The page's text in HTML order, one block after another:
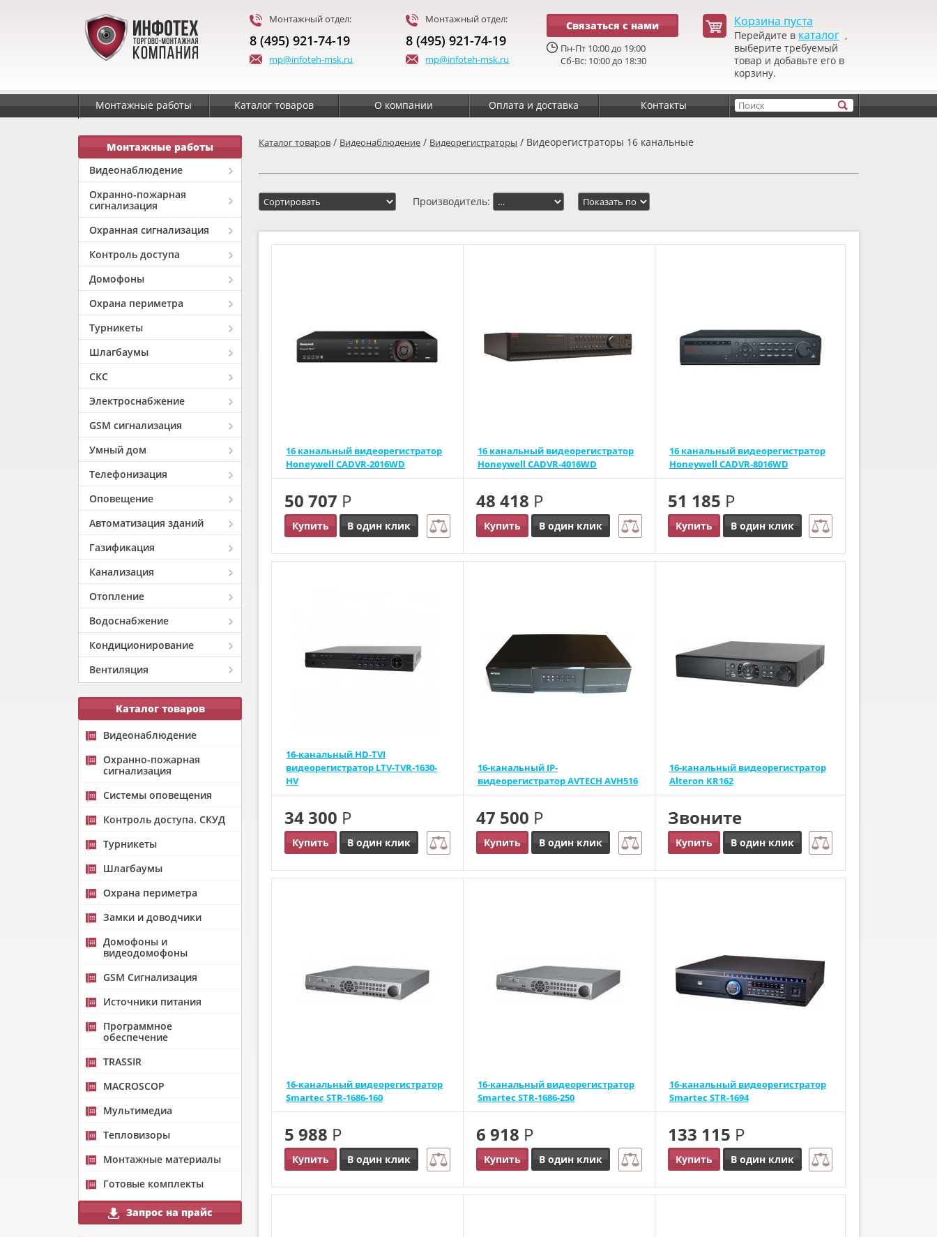
Монтажный отдел:
8 (495) 921-74-19
mp@infoteh-msk.ru
Монтажный отдел:
8 (495) 921-74-19
mp@infoteh-msk.ru
Связаться с нами
Пн-Пт 10:00 до 19:00
Сб-Вс: 10:00 до 18:30
Корзина пуста
Перейдите в каталог ,
выберите требуемый
товар и добавьте его в
корзину.
Монтажные работы Каталог товаров О компании Оплата и доставка Контакты
Монтажные работы
Видеонаблюдение
Охранно-пожарная
сигнализация
Охранная сигнализация
Контроль доступа
Домофоны
Охрана периметра
Турникеты
Шлагбаумы
СКС
Электроснабжение
GSM сигнализация
Умный дом
Телефонизация
Оповещение
Автоматизация зданий
Газификация
Канализация
Отопление
Водоснабжение
Кондиционирование
Вентиляция
Каталог товаров
Видеонаблюдение
Охранно-пожарная
сигнализация
Системы оповещения
Контроль доступа. СКУД
Турникеты
Шлагбаумы
Охрана периметра
Замки и доводчики
Домофоны и
видеодомофоны
GSM Сигнализация
Источники питания
Программное
обеспечение
TRASSIR
MACROSCOP
Мультимедиа
Тепловизоры
Монтажные материалы
Готовые комплекты
Запрос на прайс
Каталог товаров / Видеонаблюдение / Видеорегистраторы / Видеорегистраторы 16 канальные
Производитель:
16 канальный видеорегистратор
Honeywell CADVR-2016WD
50 707 Р
Купить В один клик
16 канальный видеорегистратор
Honeywell CADVR-4016WD
48 418 Р
Купить В один клик
16 канальный видеорегистратор
Honeywell CADVR-8016WD
51 185 Р
Купить В один клик
16-канальный HD-TVI
видеорегистратор LTV-TVR-1630-
HV
34 300 Р
Купить В один клик
16-канальный IP-
видеорегистратор AVTECH AVH516
47 500 Р
Купить В один клик
16-канальный видеорегистратор
Alteron KR162
Звоните
Купить В один клик
16-канальный видеорегистратор
Smartec STR-1686-160
5 988 Р
Купить В один клик
16-канальный видеорегистратор
Smartec STR-1686-250
6 918 Р
Купить В один клик
16-канальный видеорегистратор
Smartec STR-1694
133 115 Р
Купить В один клик